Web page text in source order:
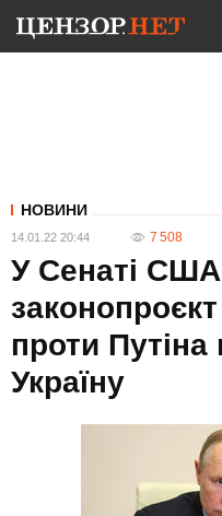
НОВИНИ
14.01.22 20:44 7 508
У Сенаті
проти Путіна
Україну